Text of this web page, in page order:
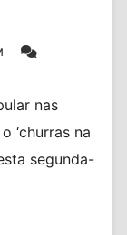
nas
‘churras na
segunda-